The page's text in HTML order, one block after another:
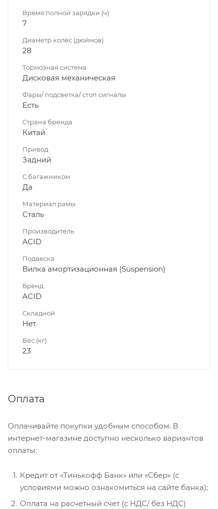
Время полной зарядки (ч)
7
Диаметр колёс (дюймов)
28
Тормозная система
Дисковая механическая
Фары/ подсветка/ стоп сигналы
Есть
Страна бренда
Китай
Привод
Задний
С багажником
Да
Материал рамы
Сталь
Производитель
ACID
Подвеска
Вилка амортизационная (Suspension)
Бренд
ACID
Складной
Нет
Вес (кг)
23
Оплата
Оплачивайте покупки удобным способом. В
интернет-магазине доступно несколько вариантов
оплаты:
Кредит от «Тинькофф Банк» или «Сбер» (с
условиями можно ознакомиться на сайте банка);
Оплата на расчетный счет (с НДС/ без НДС)